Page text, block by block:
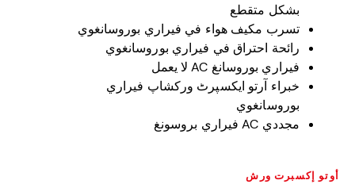
بشكل متقطع
تسرب مكيف هواء في فيراري بوروسانغوي
رائحة احتراق في فيراري بوروسانغوي
فيراري بوروسانغ AC لا يعمل
خبراء آرتو ایکسپرٹ ورکشاپ فيراري
بوروسانغوي
مجددي AC فيراري بروسونغ
أوتو إكسبرت ورش